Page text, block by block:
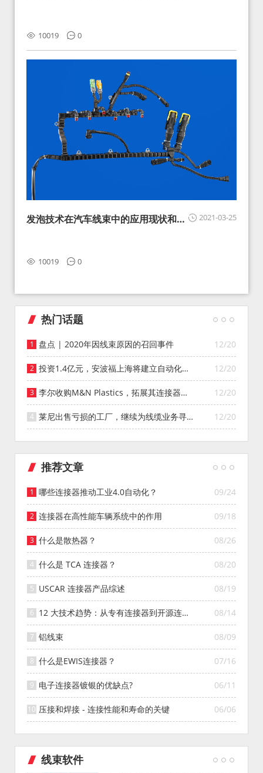
10019 0
2021-03-25
发泡技术在汽车线束中的应用现状和展
10019 0
热门话题
12/20
盘点 | 2020年因线束原因的召回事件
12/20
投资1.4亿元，安波福上海将建立自动化智
能仓库
12/20
李尔收购M&N Plastics，拓展其连接器系
统业务
12/20
莱尼出售亏损的工厂，继续为线缆业务寻找
投资者
推荐文章
09/24
哪些连接器推动工业4.0自动化？
09/18
连接器在高性能车辆系统中的作用
08/26
什么是散热器？
08/20
什么是 TCA 连接器？
08/19
USCAR 连接器产品综述
08/14
12 大技术趋势：从专有连接器到开源连接
器的演变
08/09
铝线束
07/16
什么是EWIS连接器？
06/11
电子连接器镀银的优缺点?
06/06
压接和焊接 - 连接性能和寿命的关键
线束软件